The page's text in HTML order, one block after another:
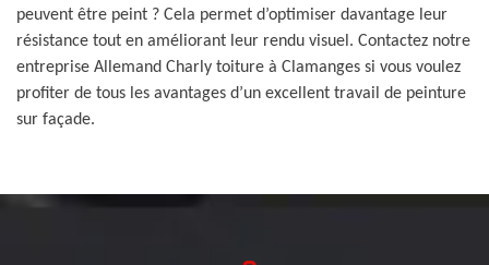
peuvent être peint ? Cela permet d’optimiser davantage leur
résistance tout en améliorant leur rendu visuel. Contactez notre
entreprise Allemand Charly toiture à Clamanges si vous voulez
profiter de tous les avantages d’un excellent travail de peinture
sur façade.